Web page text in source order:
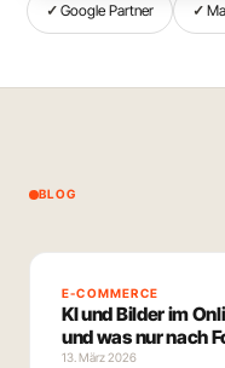
Google Partner
BLOG
E-COMMERCE
KI und Bilder im
und was nur nach
13. März 2026